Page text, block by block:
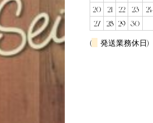
20
21 22 23 24
27
28 29 30
( 発送業務休日)